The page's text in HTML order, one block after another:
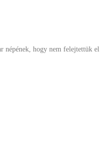
népének, hogy nem felejtettük el